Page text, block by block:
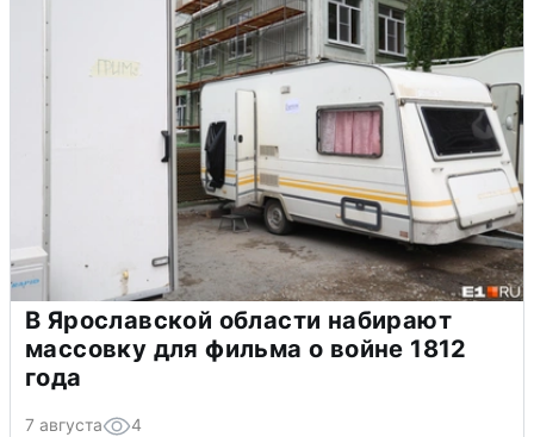
В Ярославской области набирают
массовку для фильма о войне 1812
года
7 августа 4